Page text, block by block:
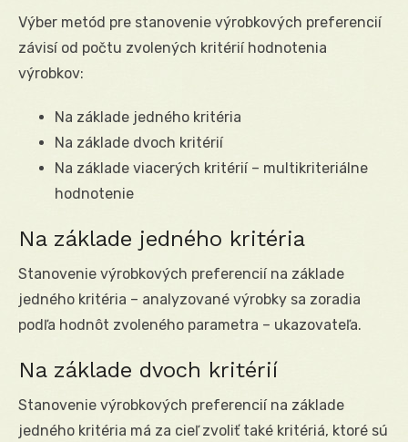
Výber metód pre stanovenie výrobkových preferencií
závisí od počtu zvolených kritérií hodnotenia
výrobkov:
Na základe jedného kritéria
Na základe dvoch kritérií
Na základe viacerých kritérií – multikriteriálne
hodnotenie
Na základe jedného kritéria
Stanovenie výrobkových preferencií na základe
jedného kritéria – analyzované výrobky sa zoradia
podľa hodnôt zvoleného parametra – ukazovateľa.
Na základe dvoch kritérií
Stanovenie výrobkových preferencií na základe
jedného kritéria má za cieľ zvoliť také kritériá, ktoré sú